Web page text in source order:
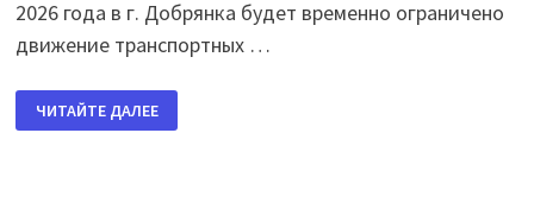
2026 года в г. Добрянка будет временно ограничено
движение транспортных …
ВНИМАНИЕ!
ПЕРЕКРЫТИЕ
ДОРОГ!
ЧИТАЙТЕ ДАЛЕЕ